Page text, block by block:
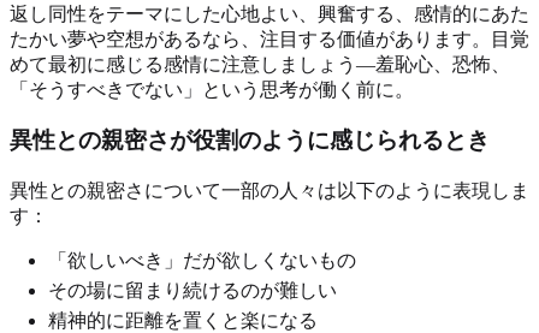
返し同性をテーマにした心地よい、興奮する、感情的にあた
たかい夢や空想があるなら、注目する価値があります。目覚
めて最初に感じる感情に注意しましょう—羞恥心、恐怖、
「そうすべきでない」という思考が働く前に。
異性との親密さが役割のように感じられるとき
異性との親密さについて一部の人々は以下のように表現しま
す：
「欲しいべき」だが欲しくないもの
その場に留まり続けるのが難しい
精神的に距離を置くと楽になる